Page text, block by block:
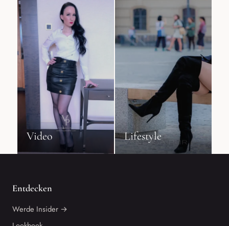
Video Lifestyle
Entdecken
Werde Insider →